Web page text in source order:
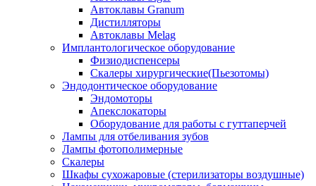
Автоклавы Granum
Дистилляторы
Автоклавы Melag
Имплантологическое оборудование
Физиодиспенсеры
Скалеры хирургические(Пьезотомы)
Эндодонтическое оборудование
Эндомоторы
Апекслокаторы
Оборудование для работы с гуттаперчей
Лампы для отбеливания зубов
Лампы фотополимерные
Скалеры
Шкафы сухожаровые (стерилизаторы воздушные)